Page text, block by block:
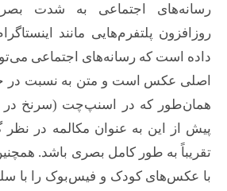
رسانه‌های اجتماعی به شدت
روزافزون پلتفرم‌هایی مانند
داده است که رسانه‌های اجتماعی
اصلی عکس است و متن به نسبت در
همان‌طور که در اسنپ‌چت (سرنخ در
پیش از این به عنوان مکالمه در نظر
تقریباً به طور کامل بصری باشد.
با عکس‌های کودک و فیس‌بوک را با